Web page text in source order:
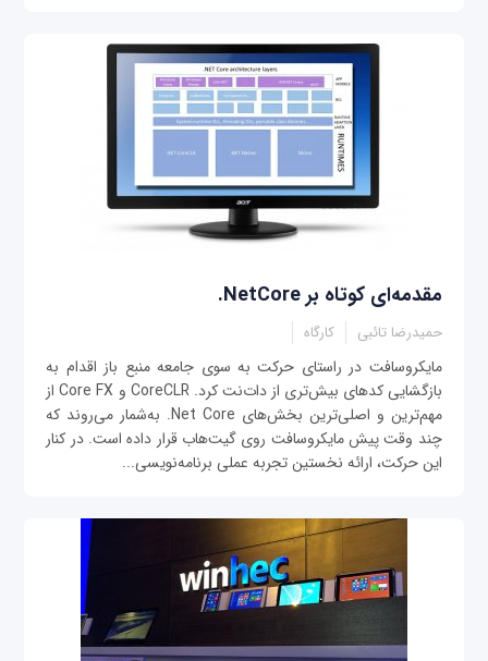
مقدمه‌ای کوتاه بر NetCore.
حمیدرضا تائبی کارگاه
مایکروسافت در راستای حرکت به سوی جامعه منبع ‌باز اقدام به
بازگشایی کدهای بیش‌تری از دات‌نت کرد. CoreCLR و Core FX از
مهم‌ترین و اصلی‌ترین بخش‌های Net Core. به‌شمار می‌روند که
چند وقت پیش مایکروسافت روی گیت‌هاب قرار داده است. در کنار
این حرکت، ارائه نخستین تجربه عملی برنامه‌نویسی...